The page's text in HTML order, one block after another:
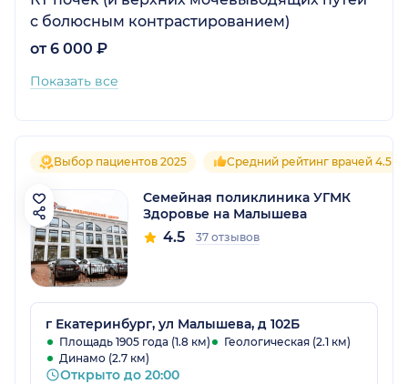
с болюсным контрастированием)
от 6 000 ₽
Показать все
Выбор пациентов 2025 Средний рейтинг врачей 4.5
Семейная поликлиника УГМК
Здоровье на Малышева
4.5 37 отзывов
г Екатеринбург, ул Малышева, д 102Б
Площадь 1905 года (1.8 км)
Геологическая (2.1 км)
Динамо (2.7 км)
Открыто до 20:00